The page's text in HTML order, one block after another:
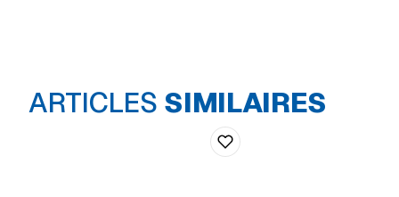
ARTICLES SIMILAIRES